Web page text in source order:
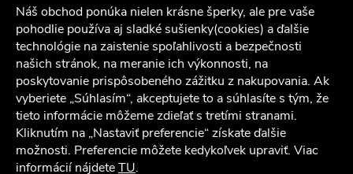
Náš obchod ponúka nielen krásne šperky, ale pre vaše
pohodlie používa aj sladké sušienky(cookies) a ďalšie
technológie na zaistenie spoľahlivosti a bezpečnosti
našich stránok, na meranie ich výkonnosti, na
poskytovanie prispôsobeného zážitku z nakupovania. Ak
vyberiete „Súhlasím“, akceptujete to a súhlasíte s tým, že
tieto informácie môžeme zdieľať s tretími stranami.
Kliknutím na „Nastaviť preferencie“ získate ďalšie
možnosti. Preferencie môžete kedykoľvek upraviť. Viac
informácií nájdeteTU.
Sledovať na Instagrame
Služby zákazníkom